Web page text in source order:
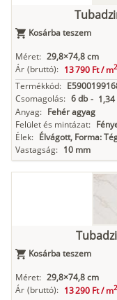
Kosárba teszem
Méret: 29,8×74,8 cm
Ár (bruttó): 13 790 Ft /m2
Termékkód:
Csomagolás: 6 db -
Anyag: Fehér agyag
Felület és mintázat:
Élek: Élvágott, Forma:
Vastagság: 10 mm
Kosárba teszem
Méret: 29,8×74,8 cm
Ár (bruttó): 13 290 Ft /m2